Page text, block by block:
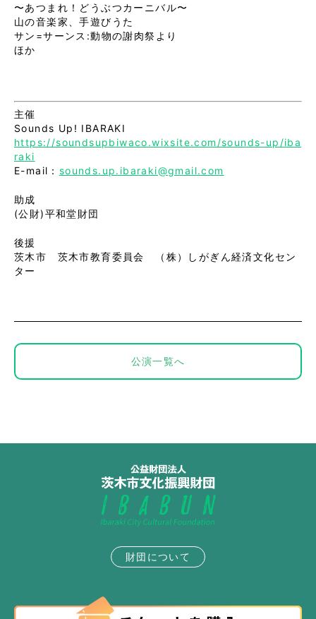
〜あつまれ！どうぶつカーニバル〜
山の音楽家、手遊びうた
サン=サーンス:動物の謝肉祭より
ほか
主催
Sounds Up! IBARAKI
https://soundsupbiwaco.wixsite.com/sounds-up/iba
raki
E-mail： sounds.up.ibaraki@gmail.com
助成
(公財)平和堂財団
後援
茨木市 茨木市教育委員会
​ （株）しがぎん経済文化セン
ター
公演一覧へ
財団について